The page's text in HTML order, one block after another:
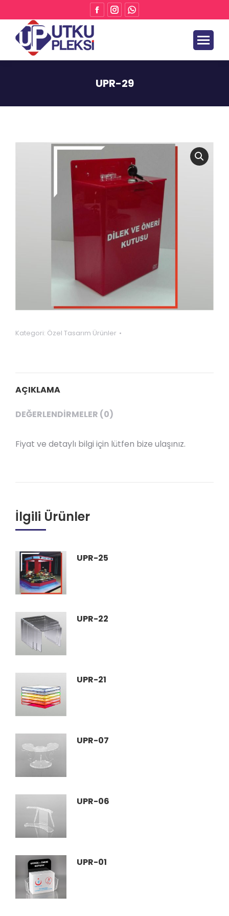
UPR-29
Kategori: Özel Tasarım Ürünler
AÇIKLAMA
DEĞERLENDIRMELER (0)
Fiyat ve detaylı bilgi için lütfen bize ulaşınız.
İlgili Ürünler
UPR-25
UPR-22
UPR-21
UPR-07
UPR-06
UPR-01